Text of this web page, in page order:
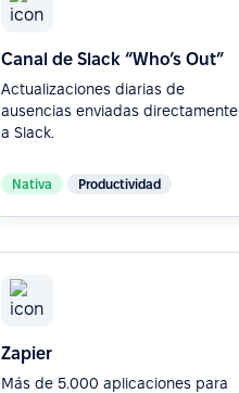
Canal de Slack “Who’s Out”
Actualizaciones diarias de
ausencias enviadas directamente
a Slack.
Nativa Productividad
Zapier
Más de 5.000 aplicaciones para